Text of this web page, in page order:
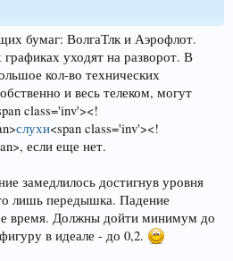
бумаг: ВолгаТлк и Аэрофлот.
уходят на разворот. В
кол-во технических
и весь телеком, могут
class='inv'><!
слухи<span class='inv'><!
если еще нет.
замедлилось достигнув уровня
лишь передышка. Падение
время. Должны дойти минимум до
в идеале - до 0,2.